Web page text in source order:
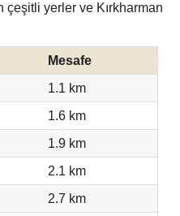
yerler ve Kırkharman
Mesafe
1.1 km
1.6 km
1.9 km
2.1 km
2.7 km